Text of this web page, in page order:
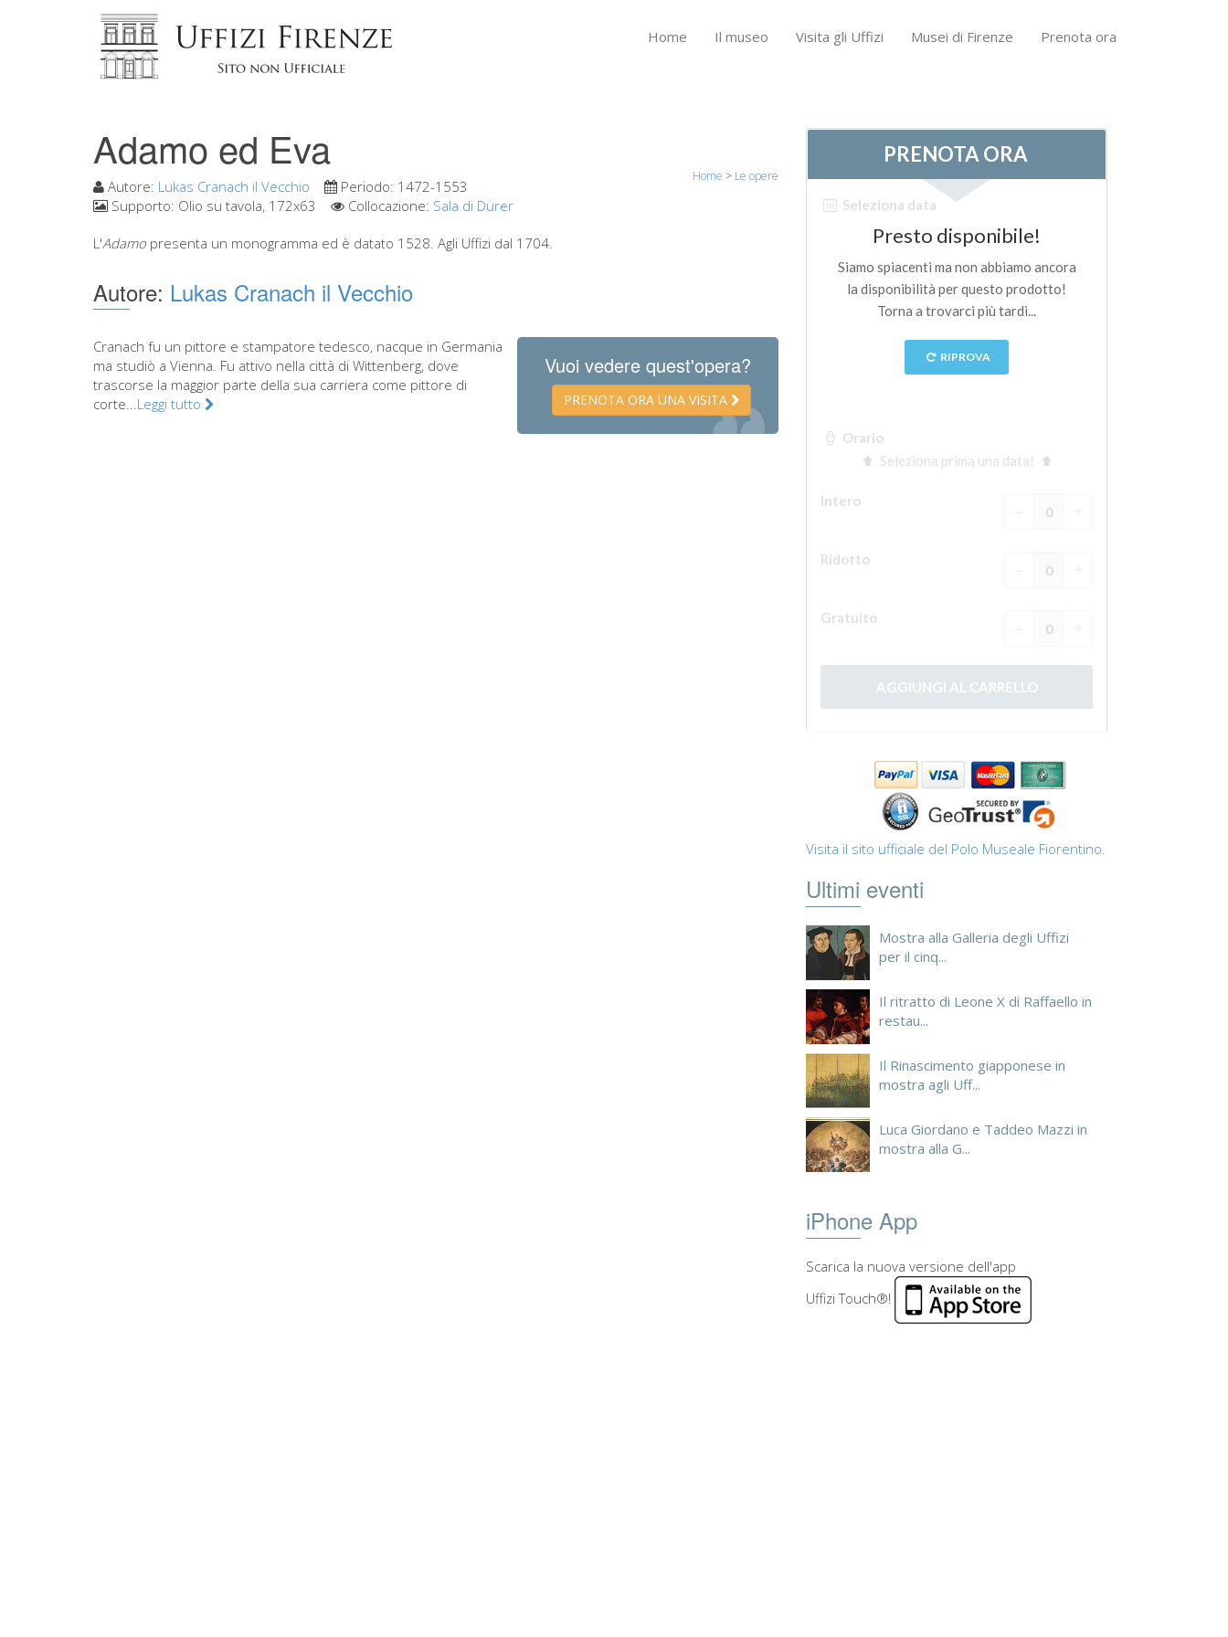
Home Il museo Visita gli Uffizi Musei di Firenze Prenota ora
Adamo ed Eva
Home > Le opere
Autore: Lukas Cranach il Vecchio Periodo: 1472-1553
Supporto: Olio su tavola, 172x63 Collocazione: Sala di Dürer
L'Adamo presenta un monogramma ed è datato 1528. Agli Uffizi dal 1704.
Autore: Lukas Cranach il Vecchio
Vuoi vedere quest'opera?
PRENOTA ORA UNA VISITA
Cranach fu un pittore e stampatore tedesco, nacque in Germania
ma studiò a Vienna. Fu attivo nella città di Wittenberg, dove
trascorse la maggior parte della sua carriera come pittore di
corte...Leggi tutto
Visita il sito ufficiale del Polo Museale Fiorentino.
Ultimi eventi
Mostra alla Galleria degli Uffizi
per il cinq...
Il ritratto di Leone X di Raffaello in
restau...
Il Rinascimento giapponese in
mostra agli Uff...
Luca Giordano e Taddeo Mazzi in
mostra alla G...
iPhone App
Scarica la nuova versione dell'app
Uffizi Touch®!